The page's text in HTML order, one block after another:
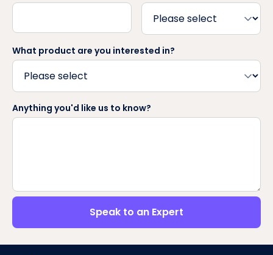
What product are you interested in?
Anything you'd like us to know?
Speak to an Expert